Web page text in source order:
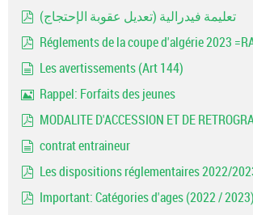
تعليمة فيدرالية (تعديل عقوبة الإحتجاج)
Réglements de la coupe d'algérie 2023
Les avertissements (Art 144)
Rappel: Forfaits des jeunes
MODALITE D'ACCESSION ET DE
contrat entraineur
Les dispositions réglementaires 2022/
Important: Catégories d'ages (2022 / 2023)